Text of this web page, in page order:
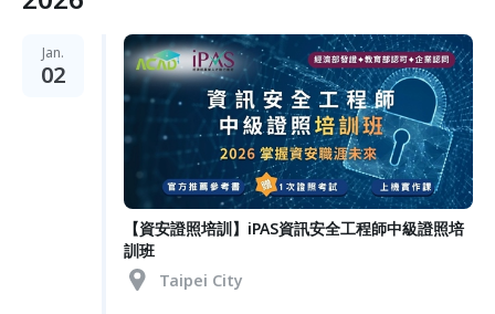
Jan.
02
【資安證照培訓】iPAS資訊安全工程師中級證照培
訓班
Taipei City